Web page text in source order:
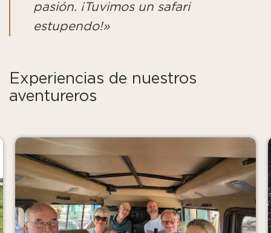
pasión. ¡Tuvimos un safari
estupendo!»
Experiencias de nuestros
aventureros